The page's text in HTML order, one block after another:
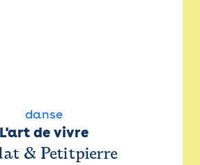
danse
L'art de vivre
& Petitpierre